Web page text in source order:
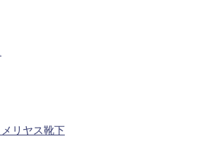
リヤス靴下